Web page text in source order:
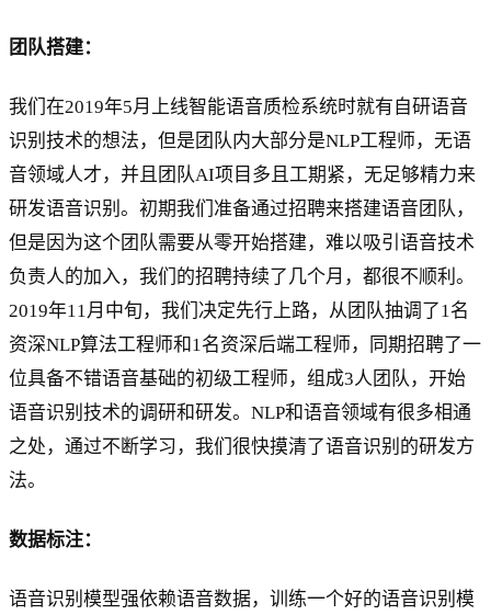
团队搭建：
我们在2019年5月上线智能语音质检系统时就有自研语音
识别技术的想法，但是团队内大部分是NLP工程师，无语
音领域人才，并且团队AI项目多且工期紧，无足够精力来
研发语音识别。初期我们准备通过招聘来搭建语音团队，
但是因为这个团队需要从零开始搭建，难以吸引语音技术
负责人的加入，我们的招聘持续了几个月，都很不顺利。
2019年11月中旬，我们决定先行上路，从团队抽调了1名
资深NLP算法工程师和1名资深后端工程师，同期招聘了一
位具备不错语音基础的初级工程师，组成3人团队，开始
语音识别技术的调研和研发。NLP和语音领域有很多相通
之处，通过不断学习，我们很快摸清了语音识别的研发方
法。
数据标注：
语音识别模型强依赖语音数据，训练一个好的语音识别模